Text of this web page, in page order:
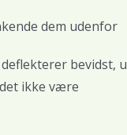
dem udenfor
bevidst,
ikke være